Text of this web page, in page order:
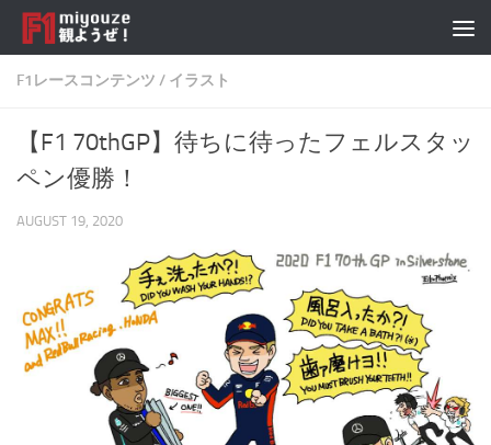
Skip to content
F1レースコンテンツ / イラスト
【F1 70thGP】待ちに待ったフェルスタッ
ペン優勝！
AUGUST 19, 2020